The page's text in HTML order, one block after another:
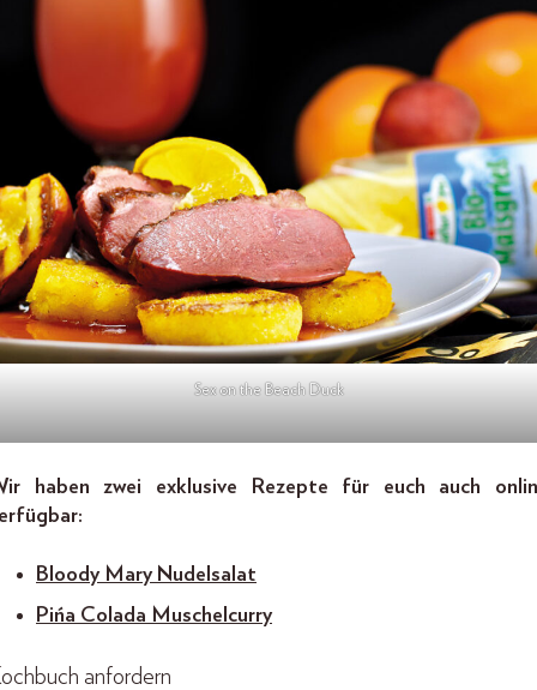
Sex on the Beach Duck
haben zwei exklusive Rezepte für euch auch
Bloody Mary Nudelsalat
Pińa Colada Muschelcurry
anfordern